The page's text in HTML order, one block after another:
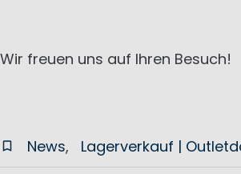
Wir freuen uns auf Ihren Besuch!
News Lagerverkauf |